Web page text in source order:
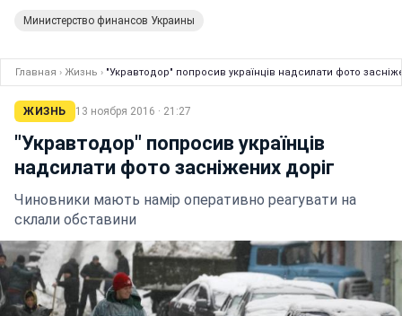
Министерство финансов Украины
Главная › Жизнь › "Укравтодор" попросив українців надсилати фото
ЖИЗНЬ 13 ноября 2016 · 21:27
"Укравтодор" попросив українців
надсилати фото засніжених доріг
Чиновники мають намір оперативно реагувати на
склали обставини